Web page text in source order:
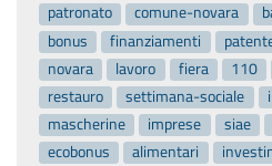
patronato
comune-novara
bonus
finanziamenti
novara
lavoro fiera 110
restauro
settimana-sociale
mascherine
imprese siae
ecobonus
alimentari